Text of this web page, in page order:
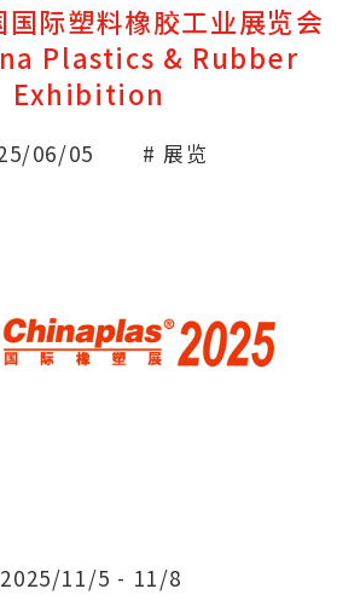
际塑料橡胶工业展览会
Plastics & Rubber
Exhibition
06/05 # 展览
11/5 - 11/8